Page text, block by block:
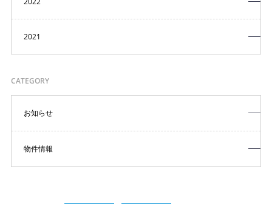
2021
CATEGORY
お知らせ
物件情報